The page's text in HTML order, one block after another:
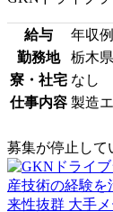
給与 年収例
勤務地
栃木
寮・社宅 なし
仕事内容 製造
募集が停止して